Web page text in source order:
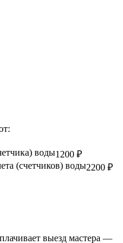
воды1200 ₽
(счетчиков) воды2200 ₽
выезд мастера —